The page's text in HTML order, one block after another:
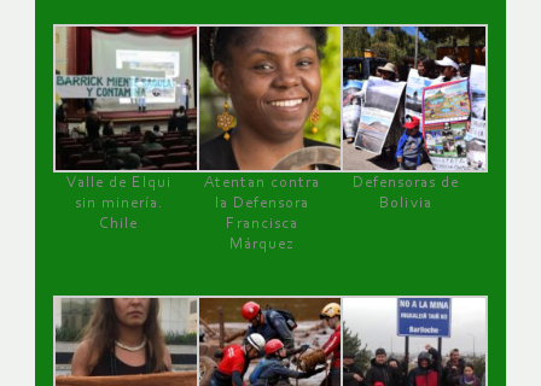
Valle de Elqui
sin minería.
Chile
Atentan contra
la Defensora
Francisca
Márquez
Defensoras de
Bolivia